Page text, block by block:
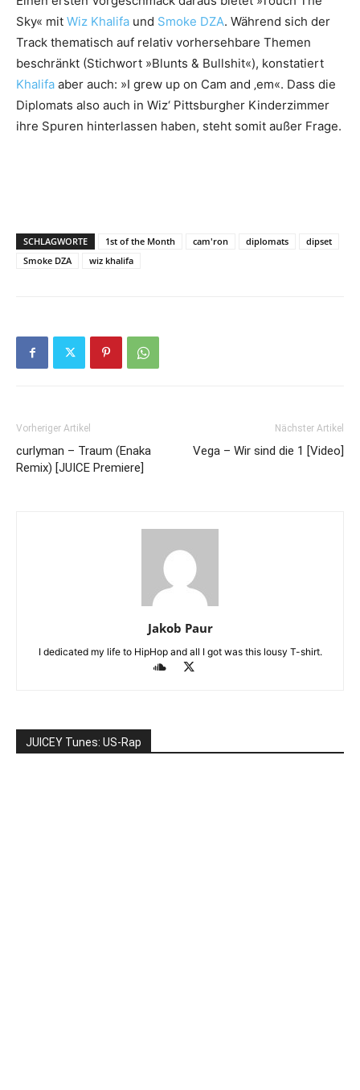
Sky« mit Wiz Khalifa und Smoke DZA. Während sich der
Track thematisch auf relativ vorhersehbare Themen
beschränkt (Stichwort »Blunts & Bullshit«), konstatiert
Khalifa aber auch: »I grew up on Cam and ‚em«. Dass die
Diplomats also auch in Wiz‘ Pittsburgher Kinderzimmer
ihre Spuren hinterlassen haben, steht somit außer Frage.
SCHLAGWORTE 1st of the Month cam'ron diplomats
dipset
Smoke DZA
wiz khalifa
Vorheriger Artikel
curlyman – Traum (Enaka
Remix) [JUICE Premiere]
Nächster Artikel
Vega – Wir sind die 1 [Video]
Jakob Paur
I dedicated my life to HipHop and all I got was this lousy T-shirt.
JUICEY Tunes: US-Rap